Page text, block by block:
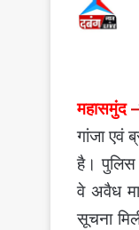
महासमुंद–
गांजा एवं
है। पुलिस
वे अवैध
सूचना